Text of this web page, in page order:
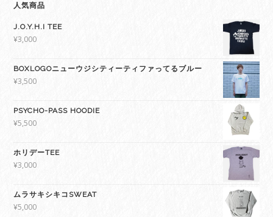
人気商品
J.O.Y.H.I TEE
¥3,000
BOXLOGOニューウジシティーティファってるブルー
¥3,500
PSYCHO-PASS HOODIE
¥5,500
ホリデーTEE
¥3,000
ムラサキシキコSWEAT
¥5,000